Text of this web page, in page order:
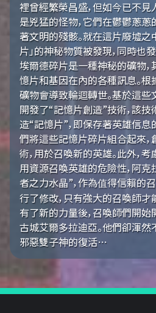
裡曾經繁榮昌盛，但如今已不見
是兇猛的怪物，它們在鬱鬱蔥蔥
著文明的殘骸。就在這片廢墟之
片」的神秘物質被發現，同時也
埃爾德碎片是一種神秘的礦物
憶片和基因在內的各種訊息。根
礦物會導致輪迴轉世。基於這些
開發了“記憶片創造”技術，該
造“記憶片”，即保存著英雄信息
們將這些記憶片碎片組合起來，
術，用於召喚新的英雄。此外，
用資源召喚英雄的危險性，阿
者之力水晶”，作為值得信賴的
行了修改，只有強大的召喚師才
有了新的力量後，召喚師們開
古城艾爾多拉迪亞。他們卻渾然
邪惡雙子神的復活…